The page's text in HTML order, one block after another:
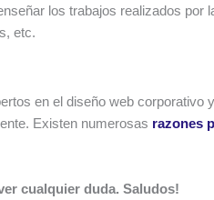
los trabajos realizados por
etc.
en el diseño web corporativo
Existen numerosas razones
cualquier duda. Saludos!